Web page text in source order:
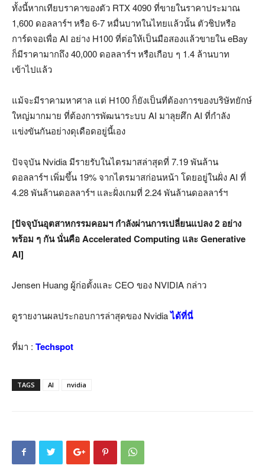
ทั้งนี้หากเทียบราคาของตัว RTX 4090 ที่ขายในราคาประมาณ
1,600 ดอลลาร์ฯ หรือ 6-7 หมื่นบาทในไทยแล้วนั้น ตัวชิปหรือ
การ์ดจอเพื่อ AI อย่าง H100 ที่ต่อให้เป็นมือสองแล้วขายใน eBay
ก็มีราคามากถึง 40,000 ดอลลาร์ฯ หรือเกือบ ๆ 1.4 ล้านบาท
เข้าไปแล้ว
แม้จะมีราคามหาศาล แต่ H100 ก็ยังเป็นที่ต้องการของบริษัทยักษ์
ใหญ่มากมาย ที่ต้องการพัฒนาระบบ AI มาลุยศึก AI ที่กำลัง
แข่งขันกันอย่างดุเดือดอยู่นี้เอง
ปัจจุบัน Nvidia มีรายรับในไตรมาสล่าสุดที่ 7.19 พันล้าน
ดอลลาร์ฯ เพิ่มขึ้น 19% จากไตรมาสก่อนหน้า โดยอยู่ในฝั่ง AI ที่
4.28 พันล้านดอลลาร์ฯ และฝั่งเกมที่ 2.24 พันล้านดอลลาร์ฯ
[ปัจจุบันอุตสาหกรรมคอมฯ กำลังผ่านการเปลี่ยนแปลง 2 อย่าง
พร้อม ๆ กัน นั่นคือ Accelerated Computing และ Generative
AI]
Jensen Huang ผู้ก่อตั้งและ CEO ของ NVIDIA กล่าว
ดูรายงานผลประกอบการล่าสุดของ Nvidiaได้ที่นี่
ที่มา : Techspot
TAGS AI nvidia